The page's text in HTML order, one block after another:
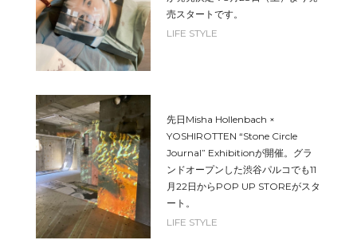
売スタートです。
LIFE STYLE
先日Misha Hollenbach ×
YOSHIROTTEN “Stone Circle
Journal” Exhibitionが開催。グラ
ンドオープンした渋谷パルコでも11
月22日からPOP UP STOREがスタ
ート。
LIFE STYLE